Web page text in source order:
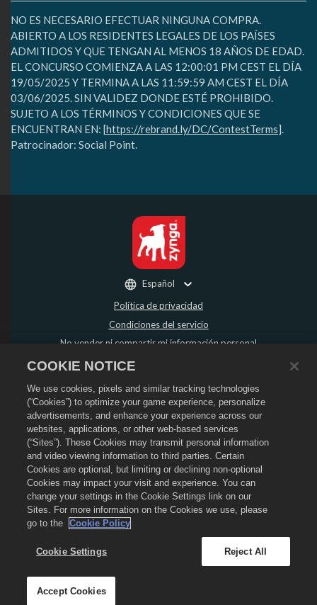
NO ES NECESARIO EFECTUAR NINGUNA COMPRA.
ABIERTO A LOS RESIDENTES LEGALES DE LOS PAÍSES
ADMITIDOS Y QUE TENGAN AL MENOS 18 AÑOS DE EDAD.
EL CONCURSO COMIENZA A LAS 12:00:01 PM CEST EL DÍA
19/05/2025 Y TERMINA A LAS 11:59:59 AM CEST EL DÍA
03/06/2025. SIN VALIDEZ DONDE ESTÉ PROHIBIDO.
SUJETO A LOS TÉRMINOS Y CONDICIONES QUE SE
ENCUENTRAN EN: [https://rebrand.ly/DC/ContestTerms].
Patrocinador: Social Point.
Política de privacidad
Condiciones del servicio
No vender ni compartir mi información personal
Política de reembolso
Asistencia de la tienda
Asistencia del juego
Configuración de cookies
© 2026Social Point S.L. Dragon City y el logo de Dragon City son marcas
registradas de Social Point S.L. Reservados todos los derechos. La tienda de
Dragon City está gestionada por Zynga, Inc. Ofertas válidas solo dentro del
juego de Dragon City. La disponibilidad y el precio de las ofertas varían según
la región.
Español
COOKIE NOTICE
We use cookies, pixels and similar tracking technologies
(“Cookies”) to optimize your game experience, personalize
advertisements, and enhance your experience across our
websites, applications, or other web-based services
(“Sites”). These Cookies may transmit personal information
and video viewing information to third parties. Certain
Cookies are optional, but limiting or declining non-optional
Cookies may impact your visit and experience. You can
change your settings in the Cookie Settings link on our
Sites. For more information on the Cookies we use, please
go to the
Cookie Policy
Cookie Settings Reject All
Accept Cookies